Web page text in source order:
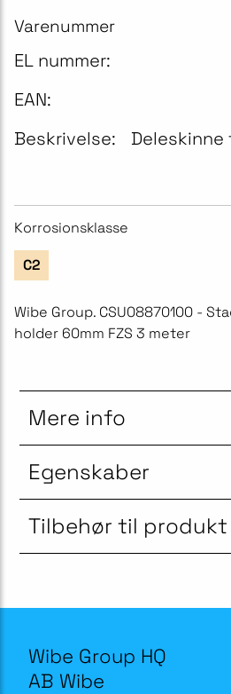
Varenummer
EL nummer:
EAN:
Beskrivelse:
Deleskinne
Korrosionsklasse
C2
Wibe Group. CSU08870100 -
holder 60mm FZS 3 meter
Mere info
Egenskaber
Tilbehør til produkt
Wibe Group HQ
AB Wibe